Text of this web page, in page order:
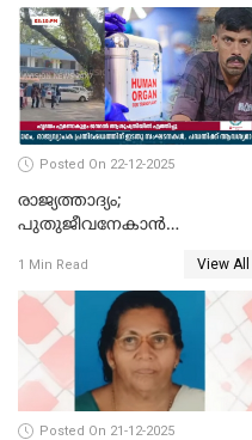
ഓടിച്ചയാൾ അറസ്റ്റിൽ.
Posted On 22-12-2025
രാജ്യത്താദ്യം;
പുതുജീവനേകാൻ
എറണാകുളം സർക്കാർ
ജനറൽ
ആശുപത്രിയിലെത്തിച്ചു
1 Min Read View All
Posted On 21-12-2025